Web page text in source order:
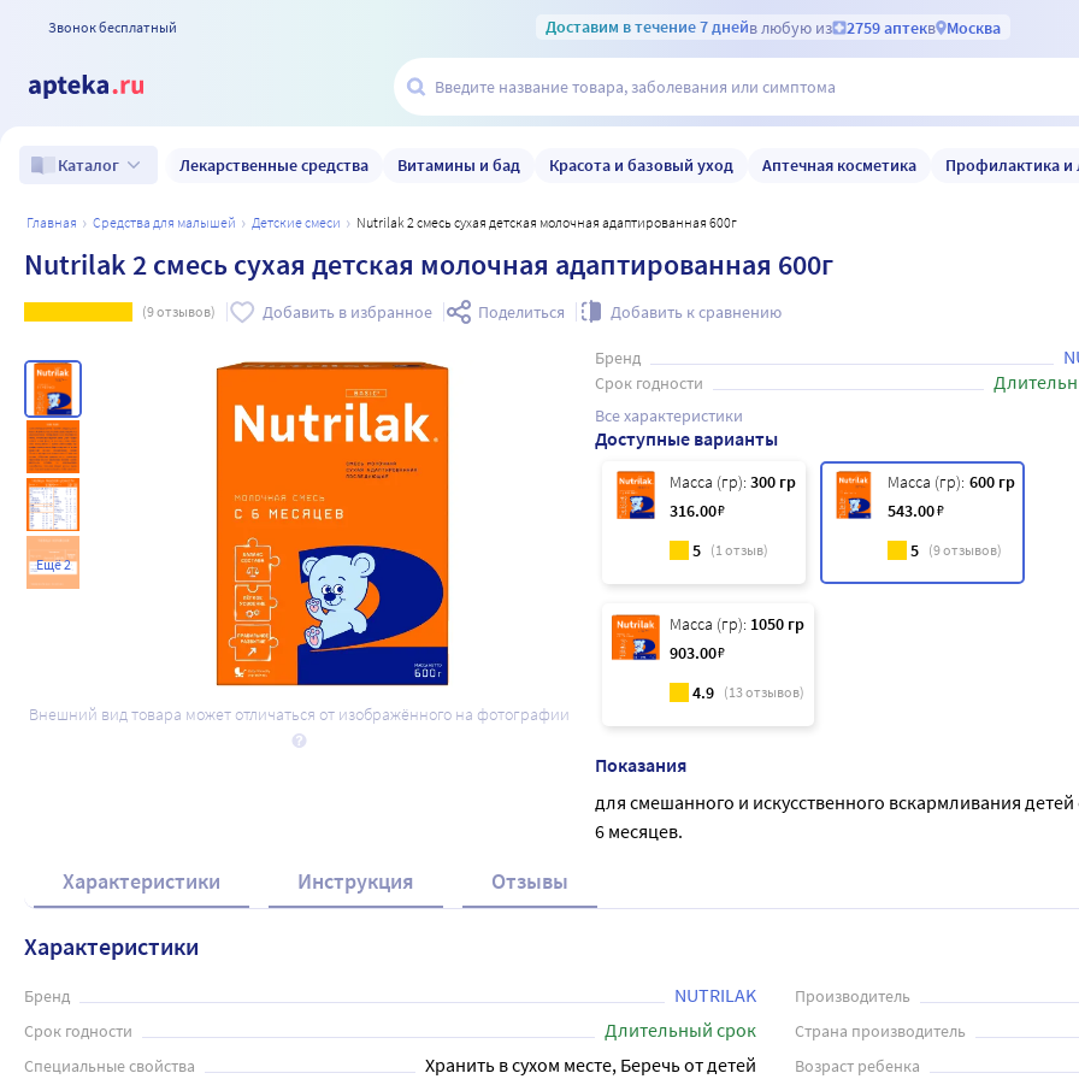
Звонок бесплатный Доставим в течение 7 днейв любую из 2759 аптекв Москва
Каталог Лекарственные средства Витамины и бад Красота и базовый уход Аптечная косметика Профилактика и
главная средства для малышей детские смеси Nutrilak 2 смесь сухая детская молочная адаптированная 600г
Nutrilak 2 смесь сухая детская молочная адаптированная 600г
(9отзывов) Добавить в избранное Поделиться Добавить к сравнению
Ещё 2
Внешний вид товара может отличаться от изображённого на фотографии
Бренд
Срок годности
Все характеристики
Доступные варианты
Масса (гр): 300 гр
316.00₽
5 (1отзыв)
Масса (гр): 600 гр
543.00₽
5 (9отзывов)
Масса (гр): 1050 гр
903.00₽
4.9 (13отзывов)
Показания
для смешанного и искусственного вскармливания
6 месяцев.
Характеристики Инструкция Отзывы
Характеристики
Бренд NUTRILAK
Производитель
Срок годности
Длительный срок
Страна производитель
Специальные свойства
Хранить в сухом месте, Беречь от детей Возраст ребенка